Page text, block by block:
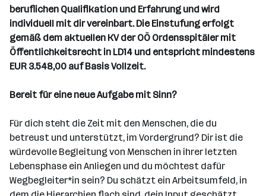
beruflichen Qualifikation und Erfahrung und wird
individuell mit dir vereinbart. Die Einstufung erfolgt
gemäß dem aktuellen KV der OÖ Ordensspitäler mit
Öffentlichkeitsrecht in LD14 und entspricht mindestens
EUR 3.548,00 auf Basis Vollzeit.
Bereit für eine neue Aufgabe mit Sinn?
Für dich steht die Zeit mit den Menschen, die du
betreust und unterstützt, im Vordergrund? Dir ist die
würdevolle Begleitung von Menschen in ihrer letzten
Lebensphase ein Anliegen und du möchtest dafür
Wegbegleiter*in sein? Du schätzt ein Arbeitsumfeld, in